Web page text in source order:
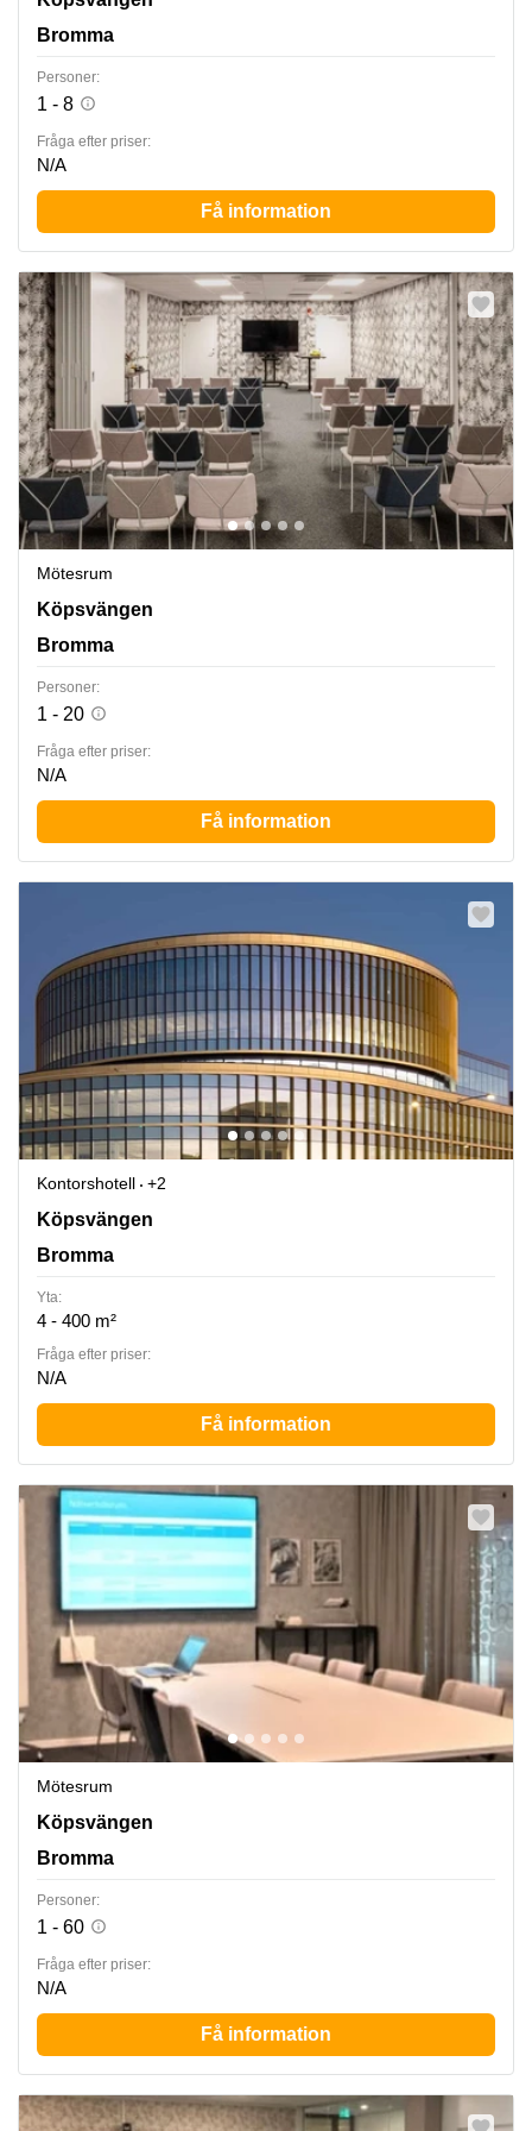
Bromma
Personer:
1 - 8
Fråga efter priser:
N/A
Få information
Mötesrum
Köpsvängen 10, Bromma
Köpsvängen
Bromma
Personer:
1 - 20
Fråga efter priser:
N/A
Få information
Kontorshotell
+2
Köpsvängen 10, Bromma
Köpsvängen
Bromma
Yta:
4 - 400 m²
Fråga efter priser:
N/A
Få information
Mötesrum
Köpsvängen 10, Bromma
Köpsvängen
Bromma
Personer:
1 - 60
Fråga efter priser:
N/A
Få information